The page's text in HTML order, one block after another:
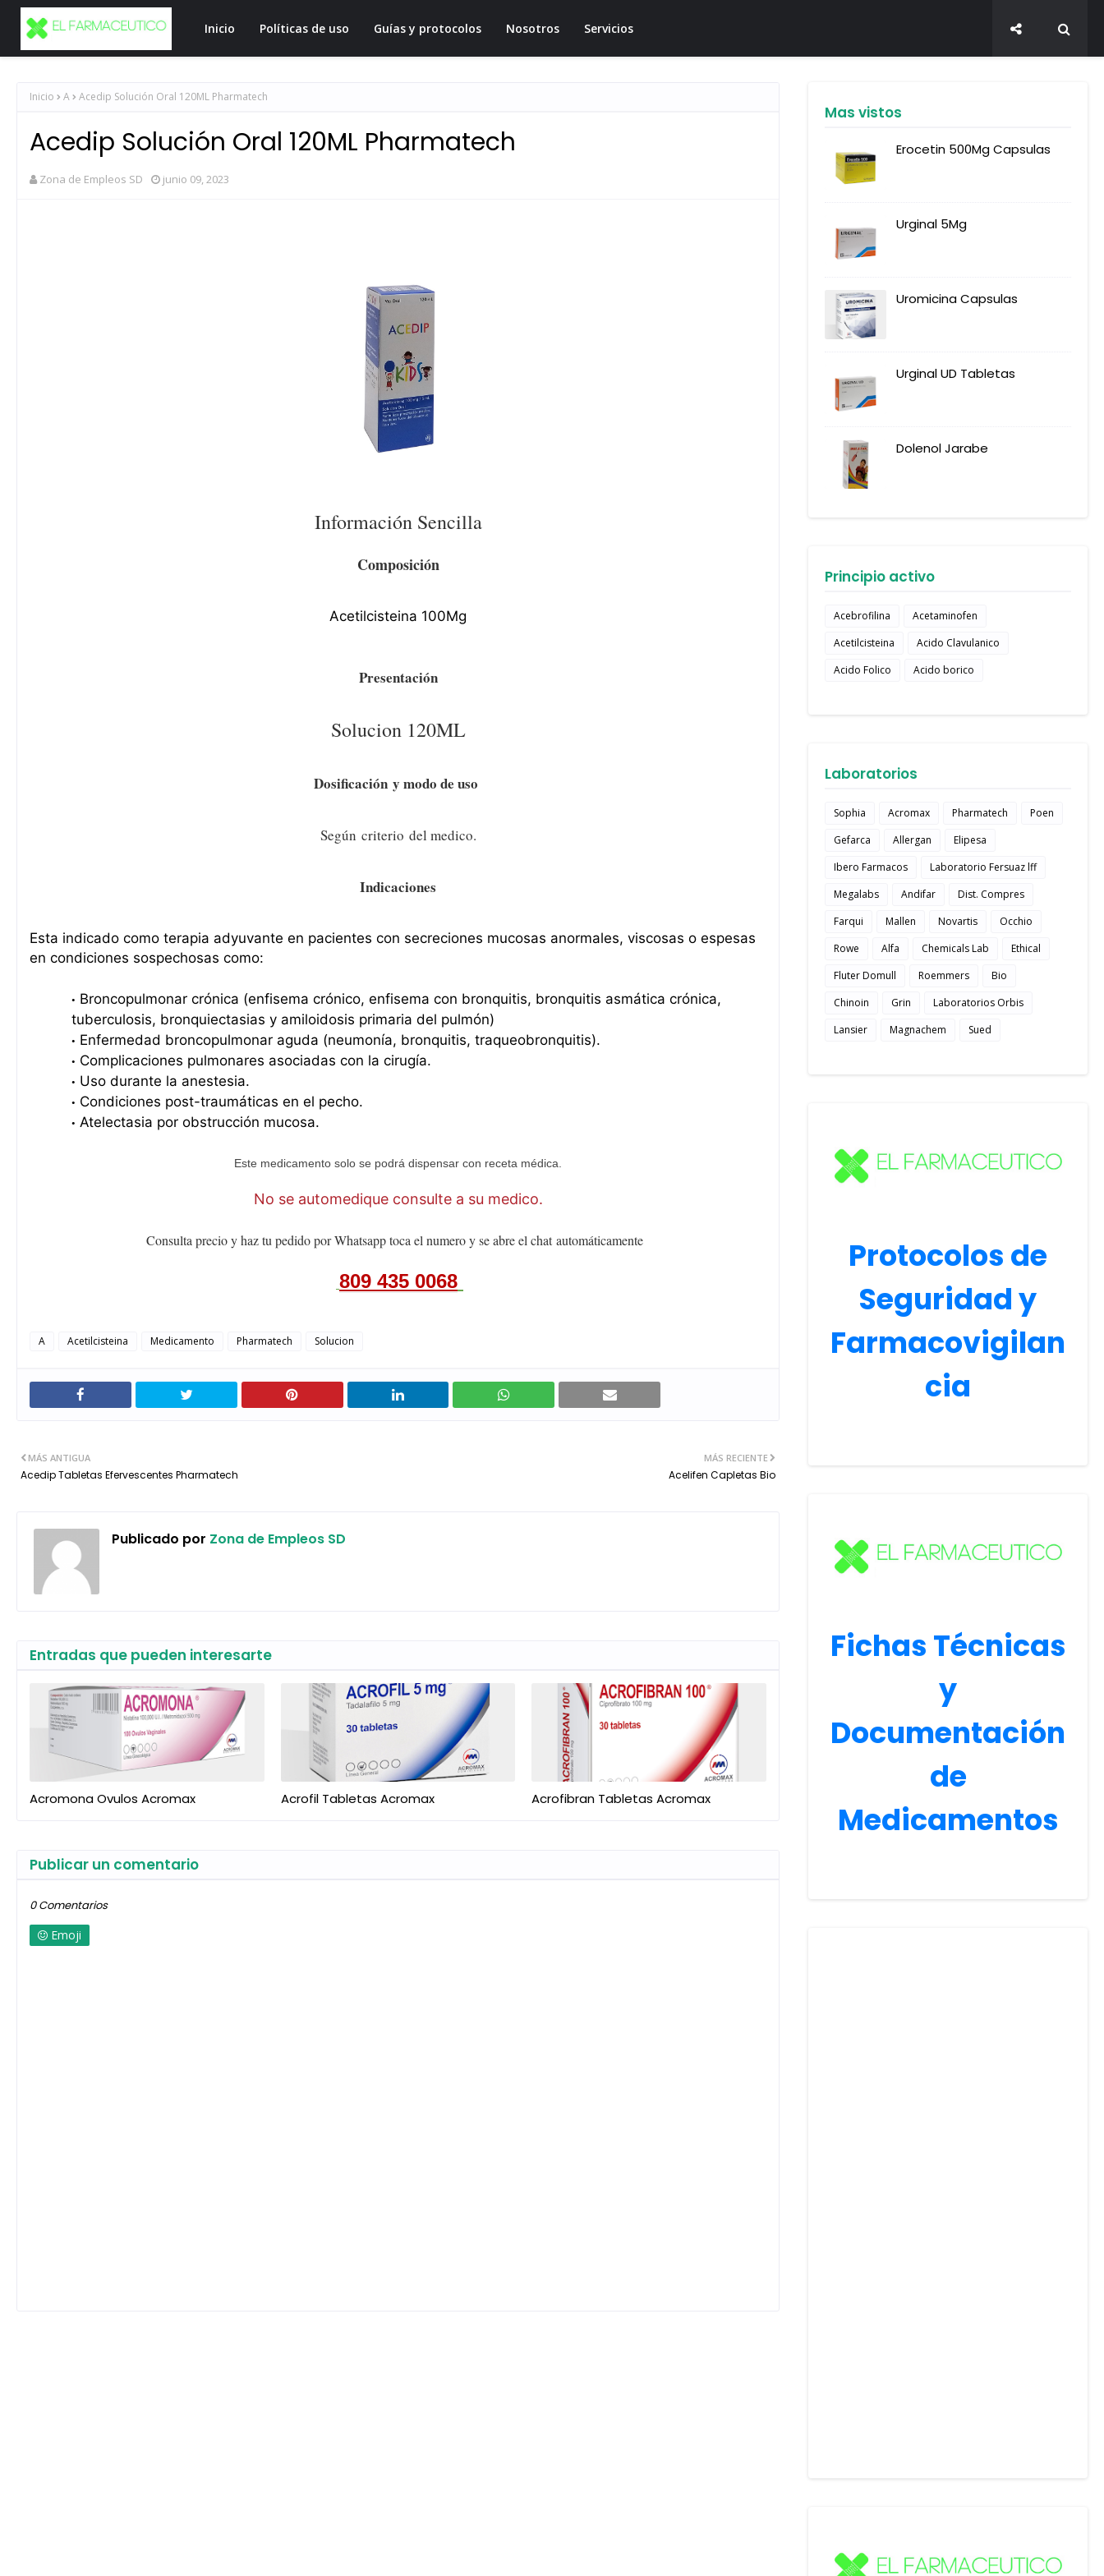
Inicio Políticas de uso Guías y protocolos Nosotros Servicios
Inicio A Acedip Solución Oral 120ML Pharmatech
Acedip Solución Oral 120ML Pharmatech
Zona de Empleos SD junio 09, 2023
Información Sencilla
Composición
Acetilcisteina 100Mg
Presentación
Solucion 120ML
Dosificacióny modo de uso
Según criterio del medico.
Indicaciones
Esta indicado como terapia adyuvante en pacientes con secreciones mucosas anormales, viscosas o espesas
en condiciones sospechosas como:
Broncopulmonar crónica (enfisema crónico, enfisema con bronquitis, bronquitis asmática crónica,
tuberculosis, bronquiectasias y amiloidosis primaria del pulmón)
Enfermedad broncopulmonar aguda (neumonía, bronquitis, traqueobronquitis).
Complicaciones pulmonares asociadas con la cirugía.
Uso durante la anestesia.
Condiciones post-traumáticas en el pecho.
Atelectasia por obstrucción mucosa.
Este medicamento solo se podrá dispensar con receta médica.
No se automedique consulte a su medico.
Consulta precio y haz tu pedido por Whatsapp toca el numero y se abre el chatautomáticamente
809 435 0068
A Acetilcisteina Medicamento Pharmatech Solucion
MÁS RECIENTE
Acelifen Capletas Bio
MÁS ANTIGUA
Acedip Tabletas Efervescentes Pharmatech
Publicado por Zona de Empleos SD
Entradas que pueden interesarte
Acromona Ovulos Acromax Acrofil Tabletas Acromax Acrofibran Tabletas Acromax
Publicar un comentario
0 Comentarios
Emoji
Mas vistos
Erocetin 500Mg Capsulas
Urginal 5Mg
Uromicina Capsulas
Urginal UD Tabletas
Dolenol Jarabe
Principio activo
Acebrofilina
Acetaminofen
Acetilcisteina
Acido Clavulanico
Acido Folico
Acido borico
Laboratorios
Sophia Acromax Pharmatech
Poen
Gefarca
Allergan
Elipesa
Ibero Farmacos
Laboratorio Fersuaz lff
Megalabs
Andifar
Dist. Compres
Farqui
Mallen Novartis
Occhio
Rowe
Alfa Chemicals Lab
Ethical
Fluter Domull
Roemmers
Bio
Chinoin
Grin
Laboratorios Orbis
Lansier
Magnachem Sued
Protocolos de
Seguridad y
Farmacovigilan
cia
Fichas Técnicas
y
Documentación
de
Medicamentos